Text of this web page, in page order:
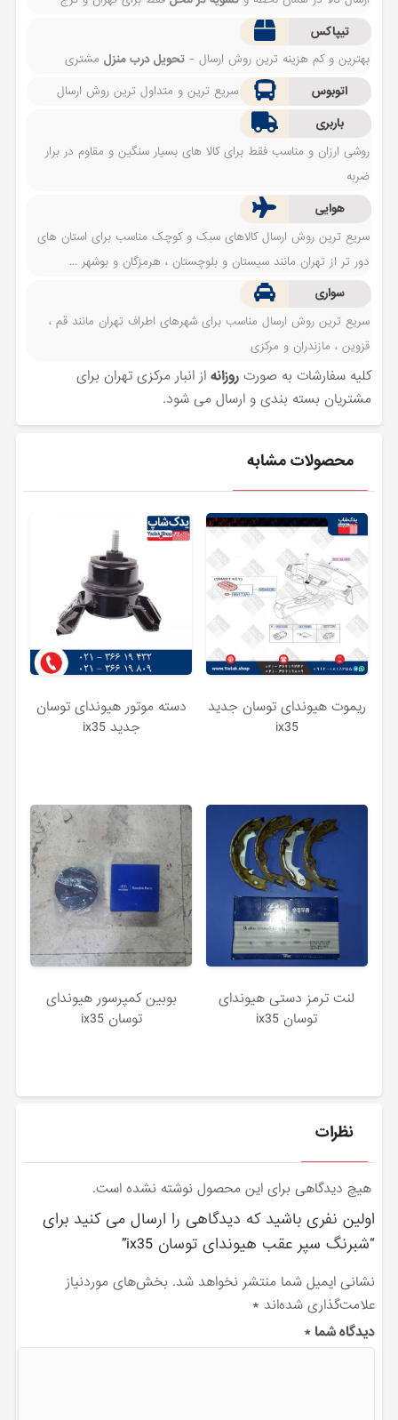
تیپاکس
بهترین و کم هزینه ترین روش ارسال -تحویل درب منزل مشتری
اتوبوس
سریع ترین و متداول ترین روش ارسال
باربری
روشی ارزان و مناسب فقط برای کالا های بسیار سنگین و مقاوم در برار
ضربه
هوایی
سریع ترین روش ارسال کالاهای سبک و کوچک مناسب برای استان های
دور تر از تهران مانند سیستان و بلوچستان ، هرمزگان و بوشهر ...
سواری
سریع ترین روش ارسال مناسب برای شهرهای اطراف تهران مانند قم ،
قزوین ، مازندران و مرکزی
کلیه سفارشات به صورتروزانه از انبار مرکزی تهران برای
مشتریان بسته بندی و ارسال می شود.
محصولات مشابه
ریموت هیوندای توسان جدید
ix35
دسته موتور هیوندای توسان
جدید ix35
لنت ترمز دستی هیوندای
توسان ix35
بوبین کمپرسور هیوندای
توسان ix35
نظرات
هیچ دیدگاهی برای این محصول نوشته نشده است.
اولین نفری باشید که دیدگاهی را ارسال می کنید برای
“شبرنگ سپر عقب هیوندای توسان ix35”
نشانی ایمیل شما منتشر نخواهد شد. بخش‌های موردنیاز
علامت‌گذاری شده‌اند *
دیدگاه شما*